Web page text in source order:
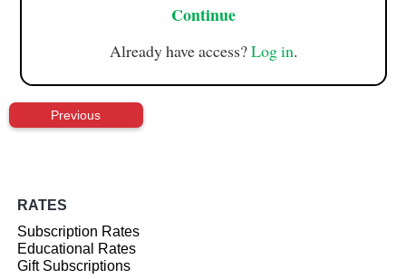
Continue
Already have access?Log in.
Previous
RATES
Subscription Rates
Educational Rates
Gift Subscriptions